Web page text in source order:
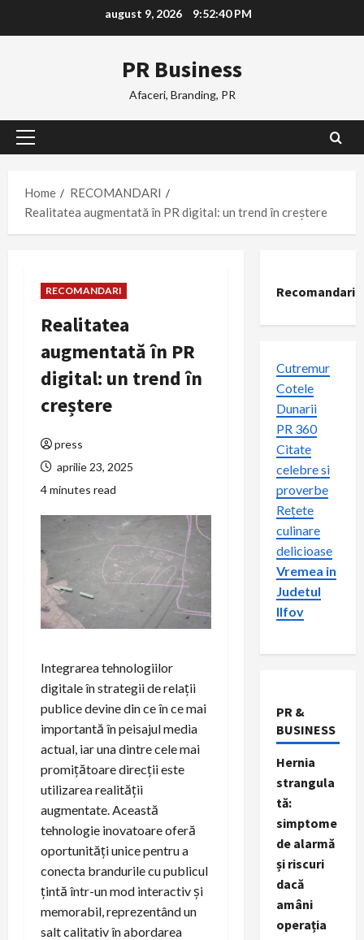
august 9, 2026 9:52:41 PM
PR Business
Afaceri, Branding, PR
Primary
Home
RECOMANDARI
Realitatea augmentată în PR digital: un trend în creștere
RECOMANDARI
Realitatea
augmentată în PR
digital: un trend în
creștere
press
aprilie 23, 2025
4 minutes read
Integrarea tehnologiilor
digitale în strategii de relații
publice devine din ce în ce mai
importantă în peisajul media
actual, iar una dintre cele mai
promițătoare direcții este
utilizarea realității
augmentate. Această
tehnologie inovatoare oferă
oportunități unice pentru a
conecta brandurile cu publicul
țintă într-un mod interactiv și
memorabil, reprezentând un
salt calitativ în abordarea
Recomandari
Cutremur
Cotele
Dunarii
PR 360
Citate
celebre si
proverbe
Rețete
culinare
delicioase
Vremea in
Judetul
Ilfov
PR &
BUSINESS
Hernia
strangula
tă:
simptome
de alarmă
și riscuri
dacă
amâni
operația